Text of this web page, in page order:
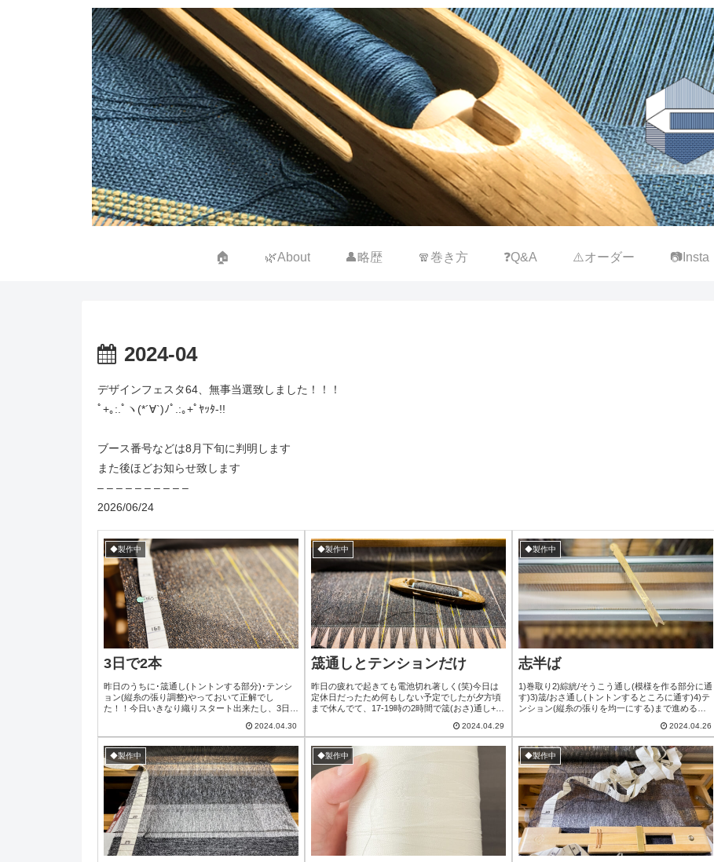
🏠 🌿About 👤略歴 🧣巻き方 ❓Q&A ⚠️オーダー 📷Insta
2024-04
デザインフェスタ64、無事当選致しました！！！
ﾟ+｡:.ﾟヽ(*´∀`)ﾉﾟ.:｡+ﾟﾔｯﾀ-!!
ブース番号などは8月下旬に判明します
また後ほどお知らせ致します
– – – – – – – – – –
2026/06/24
◆製作中
3日で2本
昨日のうちに･筬通し(トントンする部分)･テンシ
ョン(縦糸の張り調整)やっておいて正解でし
た！！今日いきなり織りスタート出来たし、3日で
す。ご利用は計画的に的に、計画性を持って織ら
ねばGW休みにはいっちゃうので気が抜けませ
ん！良い糸だけど、時々横糸通すシャトルの圧に
負けてフワッと切れる事もあって最初は慎重に。
A糸↑、B糸↓(ペダル1)横糸通しA糸↓、...
2024.04.30
◆製作中
筬通しとテンションだけ
昨日の疲れで起きても電池切れ著しく(笑)今日は
定休日だったため何もしない予定でしたが夕方頃
まで休んでて、17-19時の2時間で筬(おさ)通し+テ
日は織りスタート出来るので！！身体のあちこち
筋肉痛(笑)になってるのに胸から上と両腕は全く
無傷だったことも有りガッツリヘッドホン装着の
お絵描きする時のお供Disturbedを爆音シャッフル
で聴きながら400本は...
2024.04.29
◆製作中
志半ば
1)巻取り2)綜絖/そうこう通し(模様を作る部分に通
す)3)筬/おさ通し(トントンするところに通す)4)テ
ンション(縦糸の張りを均一にする)まで進める予
終わり3は月曜日まで持ち越しになりました。※も
しかしたら日曜3だけやるかも時間も足りない中、
無理して進められはするものの腰への負担も大き
く、みんなに｢今日はやめとけ｣と言われ明日出か
けるし、腰痛くて楽...
2024.04.26
◆製作中 ◆製作中 ◆製作中